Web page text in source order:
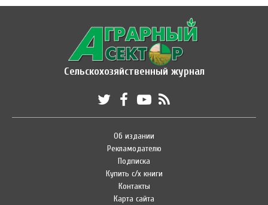
Сельскохозяйственный журнал
Об издании
Рекламодателю
Подписка
Купить с/х книги
Контакты
Карта сайта